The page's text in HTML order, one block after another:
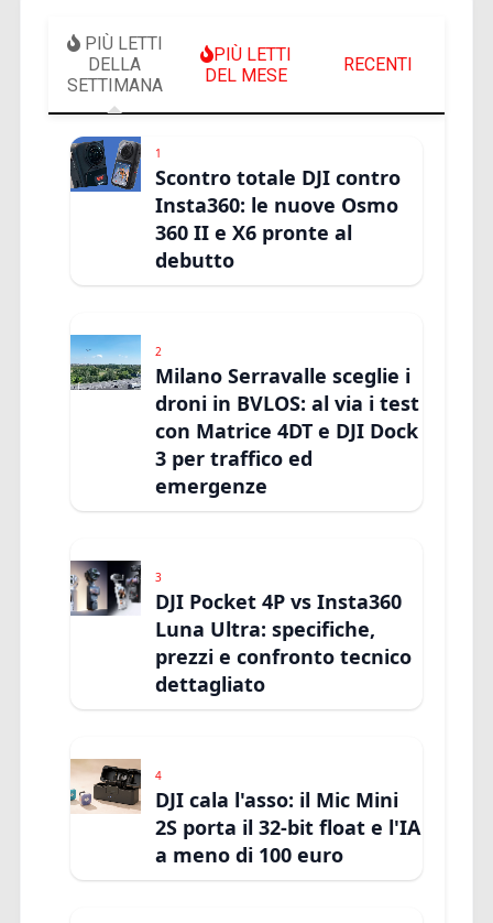
PIÙ LETTI
DELLA
SETTIMANA
PIÙ LETTI
DEL MESE
RECENTI
1
Scontro totale DJI contro
Insta360: le nuove Osmo
360 II e X6 pronte al
debutto
2
Milano Serravalle sceglie i
droni in BVLOS: al via i test
con Matrice 4DT e DJI Dock
3 per traffico ed
emergenze
3
DJI Pocket 4P vs Insta360
Luna Ultra: specifiche,
prezzi e confronto tecnico
dettagliato
4
DJI cala l'asso: il Mic Mini
2S porta il 32-bit float e l'IA
a meno di 100 euro